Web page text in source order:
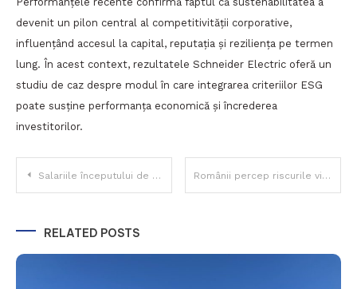
devenit un pilon central al competitivității corporative,
influențând accesul la capital, reputația și reziliența pe termen
lung. În acest context, rezultatele Schneider Electric oferă un
studiu de caz despre modul în care integrarea criteriilor ESG
poate susține performanța economică și încrederea
investitorilor.
Navigare
articole
Salariile începutului de an: IT-ul rămâne în frunte, iar crewing & casino urcă neașteptat în topul veniturilor Românii percep riscurile vieții fără asigurare, dar majoritatea rămân vulnerabili financiar
RELATED POSTS